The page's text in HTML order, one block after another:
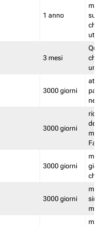
1 anno
utenti
3 mesi
che
una
3000 giorni
attiva
3000 giorni
3000 giorni
3000 giorni